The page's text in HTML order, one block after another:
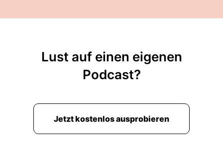
Lust auf einen eigenen
Podcast?
Jetzt kostenlos ausprobieren